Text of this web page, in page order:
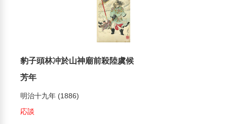
豹子頭林冲於山神廟前殺陸虞候
芳年
明治十九年 (1886)
応談